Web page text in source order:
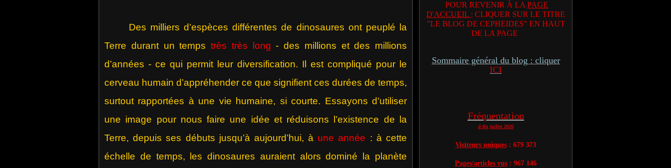
Des milliers d’espèces différentes de dinosaures ont peuplé la
Terre durant un temps très très long - des millions et des millions
d’années - ce qui permit leur diversification. Il est compliqué pour le
cerveau humain d’appréhender ce que signifient ces durées de temps,
surtout rapportées à une vie humaine, si courte. Essayons d’utiliser
une image pour nous faire une idée et réduisons l’existence de la
Terre, depuis ses débuts jusqu’à aujourd’hui, à une année : à cette
échelle de temps, les dinosaures auraientalors dominé la planète
POUR REVENIR À LA PAGE
D'ACCUEIL : CLIQUER SUR LE TITRE
"LE BLOG DE CEPHEIDES" EN HAUT
DE LA PAGE
Sommaire général du blog : cliquer
ICI
Fréquentation
à fin juillet 2026
Visiteurs uniques : 679 373
Pages/articles vus : 967 146